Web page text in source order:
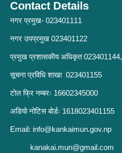
Contact Details
नगर प्रमुख- 023401111
नगर उपप्रमुख 023401122
प्रमुख प्रशासकीय अधिकृत 023401144,
सूचना प्रविधि शाखा 023401155
टोल फ्रि नम्बरः 16602345000
अडियो नोटिस बोर्डः 1618023401155
Email: info@kankaimun.gov.np
kanakai.mun@gmail.com